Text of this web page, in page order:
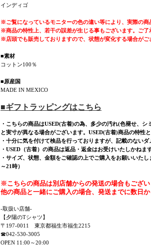
インディゴ
※ご覧になっているモニターの色の違い等により、実際の商
※商品の特性上、若干の誤差が生じる事もございます。ご了
※店頭でも販売しておりますので、状態が変化する場合がご
■素材
コットン100％
■原産国
MADE IN MEXICO
■ギフトラッピングはこちら
・こちらの商品はUSED(古着)の為、多少の汚れ(色褪せ、
と実寸が異なる場合がございます。USED(古着)商品の特性
・十分に気を付けて検品を行っておりますが、記載のない
・USED（古着）の商品は返品・返金はお受けいたしかねま
・サイズ、状態、金額をご確認の上でご購入をお願いいた
～21時）
※こちらの商品は別店舗からの発送の場合もござい
他の商品と一緒にご購入の場合、発送までに数日
-取扱い店舗-
【夕陽のTシャツ】
〒197-0011 東京都福生市福生2215
☎042-530-3005
OPEN 11:00～20:00